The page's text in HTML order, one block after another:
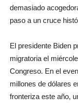
demasiado
paso a un cruce
El presidente Biden
migratoria el
Congreso. En el
millones de dólares
fronteriza este año,